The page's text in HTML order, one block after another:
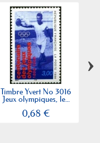
Timbre Yvert No 3016
Jeux olympiques, le...
0,68 €
›